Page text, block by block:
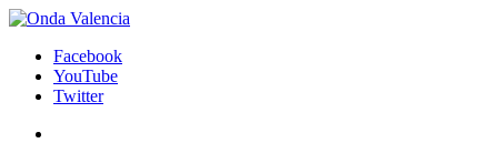
Facebook
YouTube
Twitter